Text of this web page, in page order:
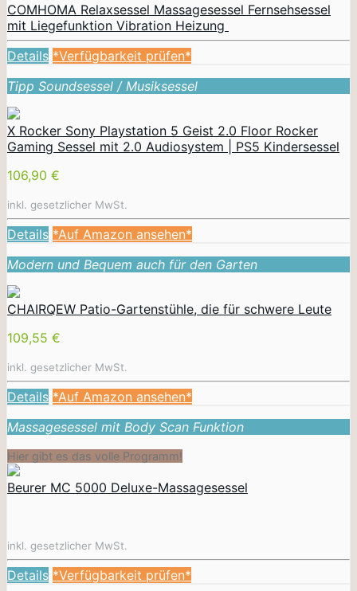
COMHOMA Relaxsessel Massagesessel Fernsehsessel
mit Liegefunktion Vibration Heizung
Details *Verfügbarkeit prüfen*
Tipp Soundsessel / Musiksessel
X Rocker Sony Playstation 5 Geist 2.0 Floor Rocker
Gaming Sessel mit 2.0 Audiosystem | PS5 Kindersessel
106,90 €
inkl. gesetzlicher MwSt.
Details *Auf Amazon ansehen*
Modern und Bequem auch für den Garten
CHAIRQEW Patio-Gartenstühle, die für schwere Leute
109,55 €
inkl. gesetzlicher MwSt.
Details *Auf Amazon ansehen*
Massagesessel mit Body Scan Funktion
Hier gibt es das volle Programm!
Beurer MC 5000 Deluxe-Massagesessel
inkl. gesetzlicher MwSt.
Details *Verfügbarkeit prüfen*